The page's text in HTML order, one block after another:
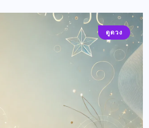
ดูดวง